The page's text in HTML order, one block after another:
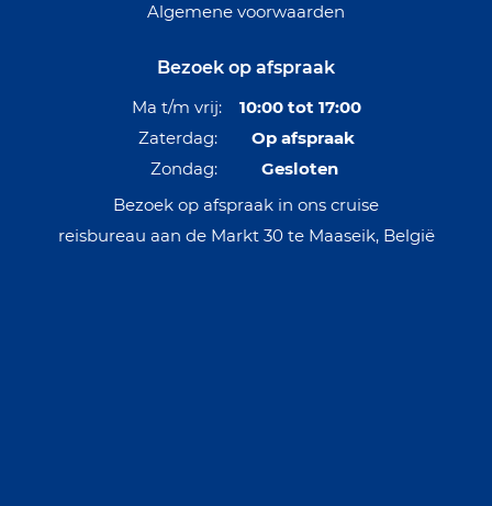
Algemene voorwaarden
Bezoek op afspraak
Ma t/m vrij: 10:00 tot 17:00
Zaterdag: Op afspraak
Zondag: Gesloten
Bezoek op afspraak in ons cruise
reisbureau aan de Markt 30 te Maaseik, België